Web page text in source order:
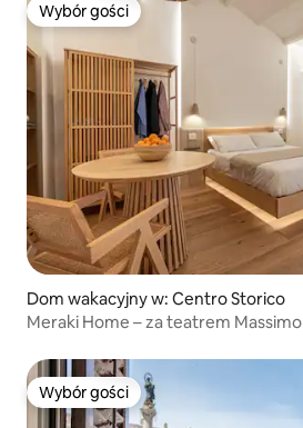
Wybór gości
Wybór gości
Dom wakacyjny w: Centro Storico
Meraki Home – za teatrem Massimo
Wybór gości
Wybór gości